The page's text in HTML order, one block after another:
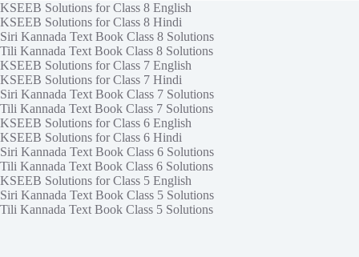
KSEEB Solutions for Class 8 English
KSEEB Solutions for Class 8 Hindi
Siri Kannada Text Book Class 8 Solutions
Tili Kannada Text Book Class 8 Solutions
KSEEB Solutions for Class 7 English
KSEEB Solutions for Class 7 Hindi
Siri Kannada Text Book Class 7 Solutions
Tili Kannada Text Book Class 7 Solutions
KSEEB Solutions for Class 6 English
KSEEB Solutions for Class 6 Hindi
Siri Kannada Text Book Class 6 Solutions
Tili Kannada Text Book Class 6 Solutions
KSEEB Solutions for Class 5 English
Siri Kannada Text Book Class 5 Solutions
Tili Kannada Text Book Class 5 Solutions